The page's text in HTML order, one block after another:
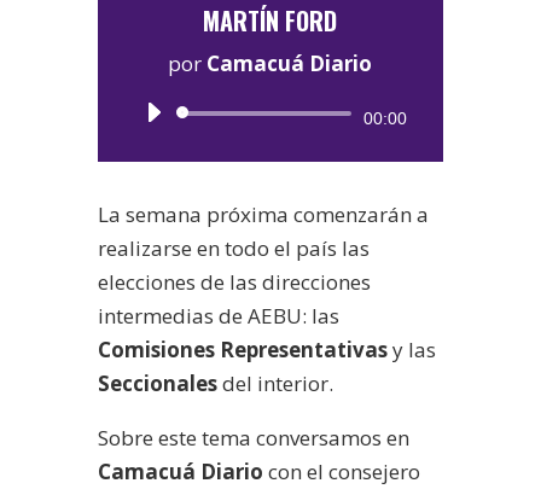
MARTÍN FORD
por Camacuá Diario
Reproductor
00:00
La semana próxima comenzarán a
realizarse en todo el país las
elecciones de las direcciones
intermedias de AEBU: las
Comisiones Representativasy las
Seccionalesdel interior.
Sobre este tema conversamos en
Camacuá Diario con el consejero